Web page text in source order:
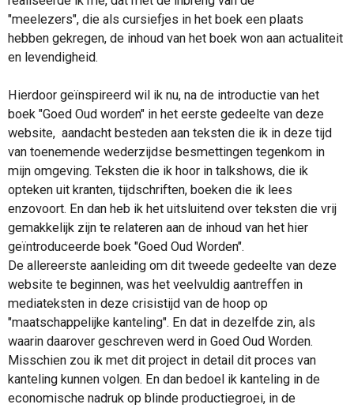
"meelezers", die als cursiefjes in het boek een plaats
hebben gekregen, de inhoud van het boek won aan actualiteit
en levendigheid.
Hierdoor geïnspireerd wil ik nu, na de introductie van het
boek "Goed Oud worden" in het eerste gedeelte van deze
website, aandacht besteden aan teksten die ik in deze tijd
van toenemende wederzijdse besmettingen tegenkom in
mijn omgeving. Teksten die ik hoor in talkshows, die ik
opteken uit kranten, tijdschriften, boeken die ik lees
enzovoort. En dan heb ik het uitsluitend over teksten die vrij
gemakkelijk zijn te relateren aan de inhoud van het hier
geïntroduceerde boek "Goed Oud Worden".
De allereerste aanleiding om dit tweede gedeelte van deze
website te beginnen, was het veelvuldig aantreffen in
mediateksten in deze crisistijd van de hoop op
"maatschappelijke kanteling". En dat in dezelfde zin, als
waarin daarover geschreven werd in Goed Oud Worden.
Misschien zou ik met dit project in detail dit proces van
kanteling kunnen volgen. En dan bedoel ik kanteling in de
economische nadruk op blinde productiegroei, in de